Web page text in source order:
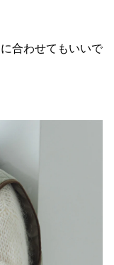
合わせてもいいで